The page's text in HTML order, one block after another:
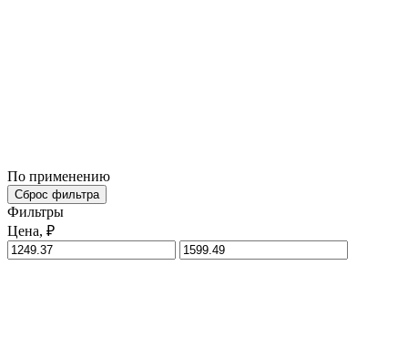
По применению
Сброс фильтра
Фильтры
Цена, ₽